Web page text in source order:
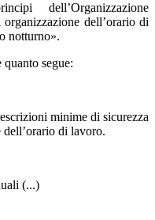
dell’Organizzazione
dell’orario di
notturno».
segue:
minime di sicurezza
di lavoro.
(...)